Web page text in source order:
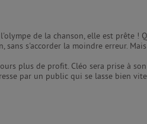
de la chanson, elle est prête !
s'accorder la moindre erreur.
plus de profit. Cléo sera prise à
par un public qui se lasse bien